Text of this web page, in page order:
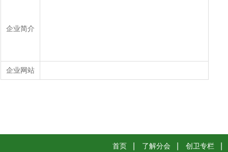
企业简介
企业网站
首页 了解分会 创卫专栏